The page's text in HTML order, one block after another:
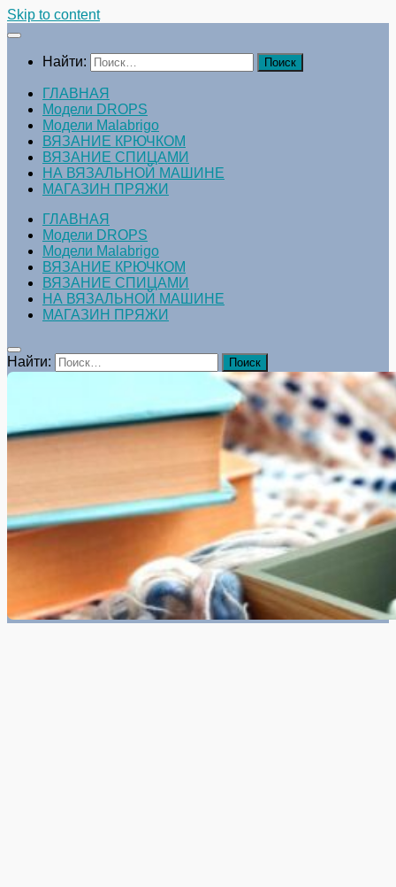
Skip to content
Найти:
ГЛАВНАЯ
Модели DROPS
Модели Malabrigo
ВЯЗАНИЕ КРЮЧКОМ
ВЯЗАНИЕ СПИЦАМИ
НА ВЯЗАЛЬНОЙ МАШИНЕ
МАГАЗИН ПРЯЖИ
ГЛАВНАЯ
Модели DROPS
Модели Malabrigo
ВЯЗАНИЕ КРЮЧКОМ
ВЯЗАНИЕ СПИЦАМИ
НА ВЯЗАЛЬНОЙ МАШИНЕ
МАГАЗИН ПРЯЖИ
Найти: